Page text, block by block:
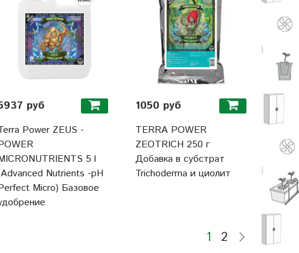
руб
Power ZEUS -
5 l
Nutrients -pH
Micro) Базовое
1050 руб
TERRA POWER
ZEOTRICH 250 г
Добавка в субстрат
Trichoderma и циолит
1 2